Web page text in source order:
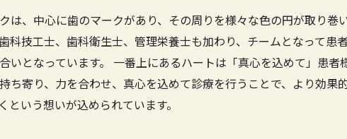
は、中心に歯のマークがあり、その周りを様々な色の円が取り巻
科技工士、歯科衛生士、管理栄養士も加わり、チームとなって患
いとなっています。 一番上にあるハートは「真心を込めて」患
ち寄り、力を合わせ、真心を込めて診療を行うことで、より効果
という想いが込められています。